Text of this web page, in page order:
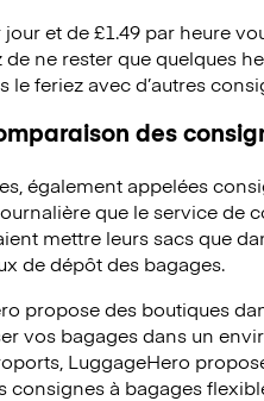
jour et de £1.49 par heure
ne rester que quelques
le feriez avec d’autres
des
également appelées
que le service de
mettre leurs sacs que
de dépôt des bagages.
propose des boutiques
vos bagages dans un
LuggageHero
consignes à bagages